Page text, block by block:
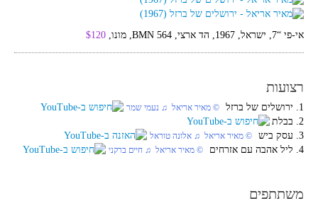
אי-פי “7, ישראל, 1967, הד ארצי, BMN 564, מונו, $120
רצועות
1. ירושלים של ברזל ‏ © מאיר אריאל‏ ♫ נעמי שמר
2. בבלת
3. עסק ביש
‏ © מאיר אריאל‏ ♫ אלונה טוראל
4. ליל אהבה עם אזרחים ‏ © מאיר אריאל‏ ♫ חיים ברקני
משתתפים